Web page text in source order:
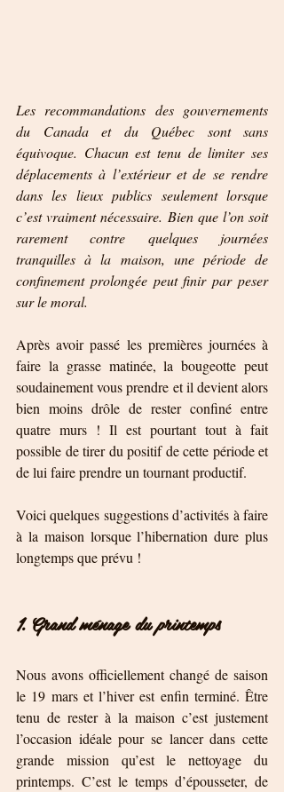
Les recommandations des gouvernements
du Canada et du Québec sont sans
équivoque. Chacun est tenu de limiter ses
déplacements à l’extérieur et de se rendre
dans les lieux publics seulement lorsque
c’est vraiment nécessaire. Bien que l’on soit
rarement contre quelques journées
tranquilles à la maison, une période de
confinement prolongée peut finir par peser
sur le moral.
Après avoir passé les premières journées à
faire la grasse matinée, la bougeotte peut
soudainement vous prendre et il devient alors
bien moins drôle de rester confiné entre
quatre murs ! Il est pourtant tout à fait
possible de tirer du positif de cette période et
de lui faire prendre un tournant productif.
Voici quelques suggestions d’activités à faire
à la maison lorsque l’hibernation dure plus
longtemps que prévu !
1. Grand ménage du printemps
Nous avons officiellement changé de saison
le 19 mars et l’hiver est enfin terminé. Être
tenu de rester à la maison c’est justement
l’occasion idéale pour se lancer dans cette
grande mission qu’est le nettoyage du
printemps. C’est le temps d’épousseter, de